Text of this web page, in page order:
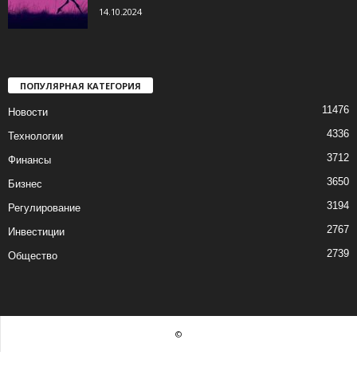
14.10.2024
ПОПУЛЯРНАЯ КАТЕГОРИЯ
Новости 11476
Технологии 4336
Финансы 3712
Бизнес 3650
Регулирование 3194
Инвестиции 2767
Общество 2739
©